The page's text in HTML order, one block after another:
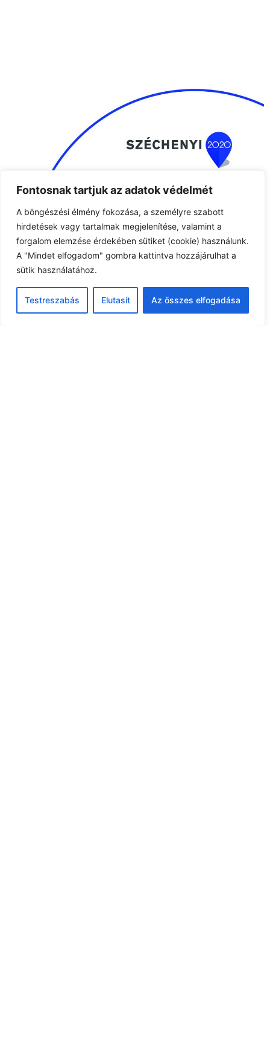
Fontosnak tartjuk az adatok védelmét
A böngészési élmény fokozása, a személyre szabott
hirdetések vagy tartalmak megjelenítése, valamint a
forgalom elemzése érdekében sütiket (cookie) használunk.
A "Mindet elfogadom" gombra kattintva hozzájárulhat a
sütik használatához.
Testreszabás Elutasít Az összes elfogadása